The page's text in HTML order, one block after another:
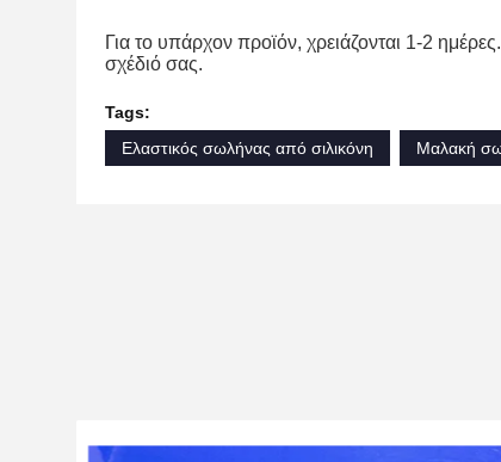
Για το υπάρχον προϊόν, χρειάζονται 1-2
σχέδιό σας.
Tags:
Ελαστικός σωλήνας από σιλικόνη
Μαλακή